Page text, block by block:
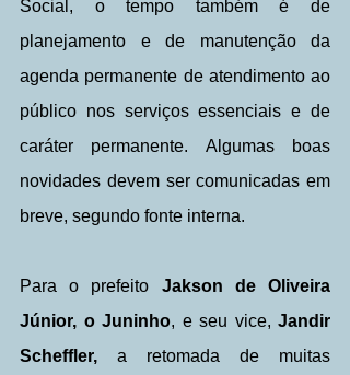
Social, o tempo também é de
planejamento e de manutenção da
agenda permanente de atendimento ao
público nos serviços essenciais e de
caráter permanente. Algumas boas
novidades devem ser comunicadas em
breve, segundo fonte interna.
Para o prefeito Jakson de Oliveira
Júnior, o Juninho, e seu vice, Jandir
Scheffler, a retomada de muitas